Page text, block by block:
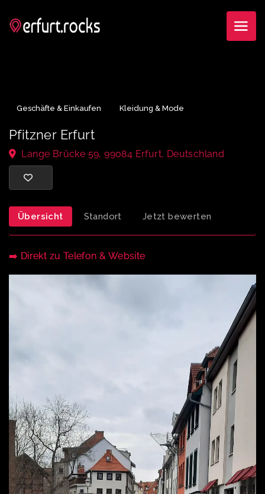
Pfitzner Erfurt
Lange Brücke 59, 99084 Erfurt, Deutschland
Übersicht Standort Jetzt bewerten
➡️ Direkt zu Telefon & Website